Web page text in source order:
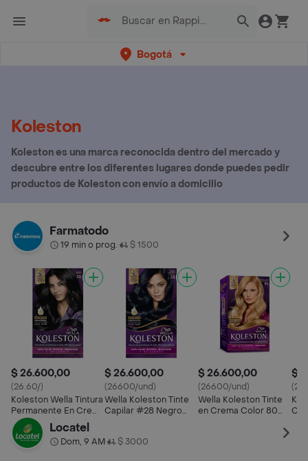
Bogotá
Koleston
Koleston es una marca reconocida dentro del mercado y
descubre entre los diferentes lugares donde puedes pedir
productos de Koleston con envío a domicilio
Farmatodo
19 min o prog.• $ 1500
$ 26.600,00
(26.60/)
Koleston Wella Tintura
Permanente En Crema
20 Negro
$ 26.600,00
(26600/und)
Wella Koleston Tinte
Capilar #28 Negro
$ 26.600,00
(26600/und)
Wella Koleston Tinte
en Crema Color 80
$
Locatel
Dom, 9 AM• $ 3000